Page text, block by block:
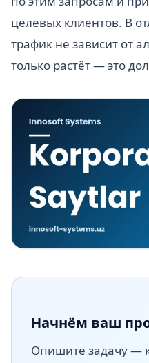
целевых клиентов. В
трафик не зависит от
только растёт — это
Начнём ваш
Опишите задачу —